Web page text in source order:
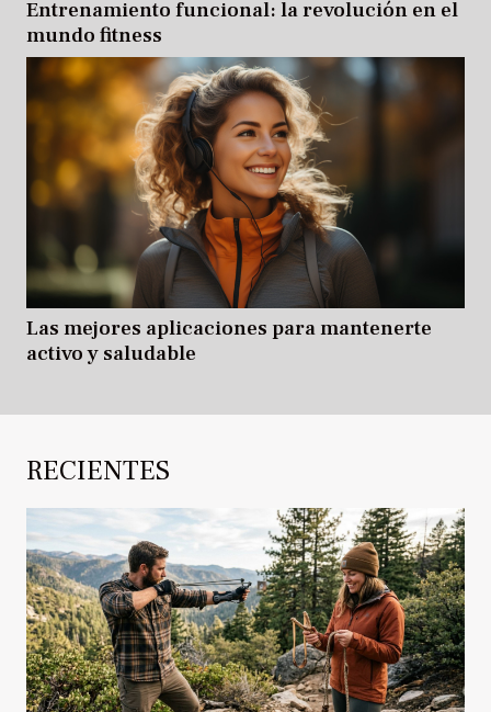
Entrenamiento funcional: la revolución en el
mundo fitness
Las mejores aplicaciones para mantenerte
activo y saludable
RECIENTES